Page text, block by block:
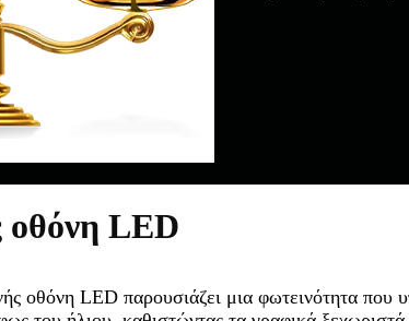
οθόνη LED
οθόνη LED παρουσιάζει μια φωτεινότητα που